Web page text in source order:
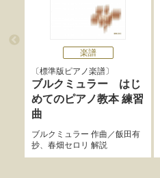
楽譜
標準版ピアノ楽譜
ブルクミュラー はじ
めてのピアノ教本 練習
曲
ブルクミュラー 作曲／飯田有
抄、 春畑セロリ 解説